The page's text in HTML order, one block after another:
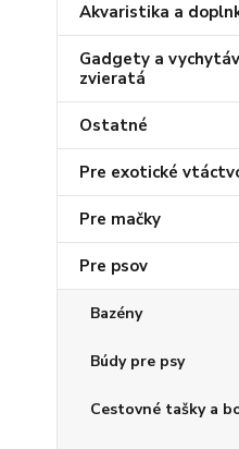
Akvaristika a
Gadgety a
zvieratá
Ostatné
Pre exotické
Pre mačky
Pre psov
Bazény
Búdy pre psy
Cestovné tašky a